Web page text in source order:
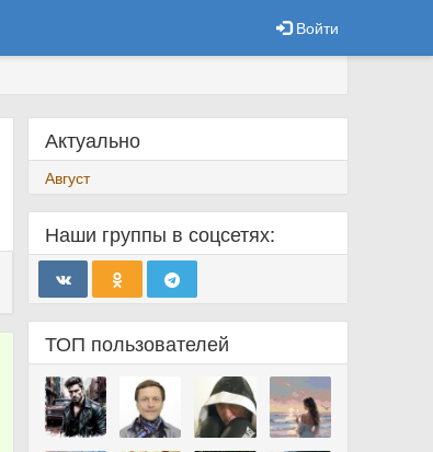
Войти
Актуально
Август
Наши группы в соцсетях:
ТОП пользователей